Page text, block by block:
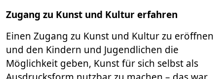
Zugang zu Kunst und Kultur erfahren
Einen Zugang zu Kunst und Kultur zu eröffnen
und den Kindern und Jugendlichen die
Möglichkeit geben, Kunst für sich selbst als